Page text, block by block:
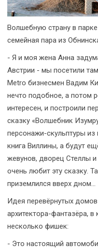
Волшебную страну в
семейная пара из
- Я и моя жена Анна
Австрии - мы посетили
Metro бизнесмен Вадим
нечто подобное, а потом
интересен, и построили
сказку «Волшебник
персонажи-скульптуры
книга Виллины, а будут
жевунов, дворец Стеллы
очень любит эту сказку.
приземлился вверх дном...
Идея перевёрнутых
архитектора-фантазёра,
несколько фишек:
- Это настоящий